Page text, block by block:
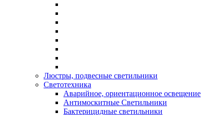
Люстры, подвесные светильники
Светотехника
Аварийное, ориентационное освещение
Антимоскитные Светильники
Бактерицидные светильники